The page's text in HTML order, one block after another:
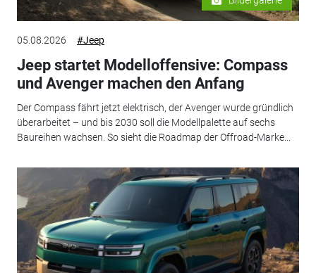
05.08.2026 #Jeep
Jeep startet Modelloffensive: Compass
und Avenger machen den Anfang
Der Compass fährt jetzt elektrisch, der Avenger wurde gründlich
überarbeitet – und bis 2030 soll die Modellpalette auf sechs
Baureihen wachsen. So sieht die Roadmap der Offroad-Marke...